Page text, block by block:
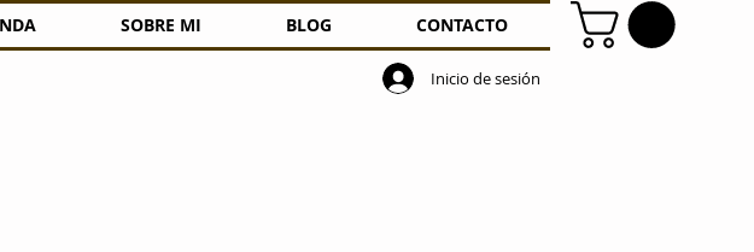
SOBRE MI BLOG CONTACTO
Inicio de sesión